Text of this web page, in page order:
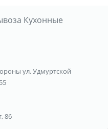
Кухонные
ул. Удмуртской
86